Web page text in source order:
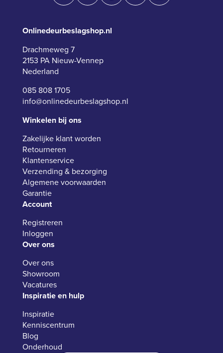
Onlinedeurbeslagshop.nl
Drachmeweg 7
2153 PA Nieuw-Vennep
Nederland
085 808 1705
info@onlinedeurbeslagshop.nl
Winkelen bij ons
Zakelijke klant worden
Retourneren
Klantenservice
Verzending & bezorging
Algemene voorwaarden
Garantie
Account
Registreren
Inloggen
Over ons
Over ons
Showroom
Vacatures
Inspiratie en hulp
Inspiratie
Kenniscentrum
Blog
Onderhoud